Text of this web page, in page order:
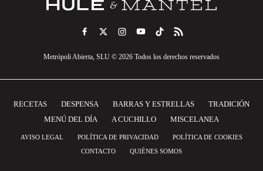
Metrópoli Abierta, SLU © 2026 Todos los derechos reservados
RECETAS DESPENSA BARRAS Y ESTRELLAS
TRADICIÓN
MENÚ DEL DÍA
A CUCHILLO MISCELANEA
AVISO LEGAL POLÍTICA DE PRIVACIDAD
POLÍTICA DE COOKIES
CONTACTO
QUIÉNES SOMOS